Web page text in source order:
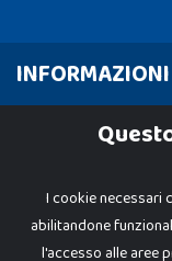
Cookie Policy
I cookie necessari
abilitandone
l'accesso alle aree